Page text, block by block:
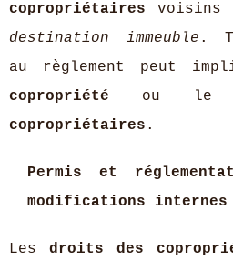
copropriétaires voisins
destination immeuble .
au règlement peut
copropriété ou
copropriétaires .
Permis et
modifications internes
Les droits des